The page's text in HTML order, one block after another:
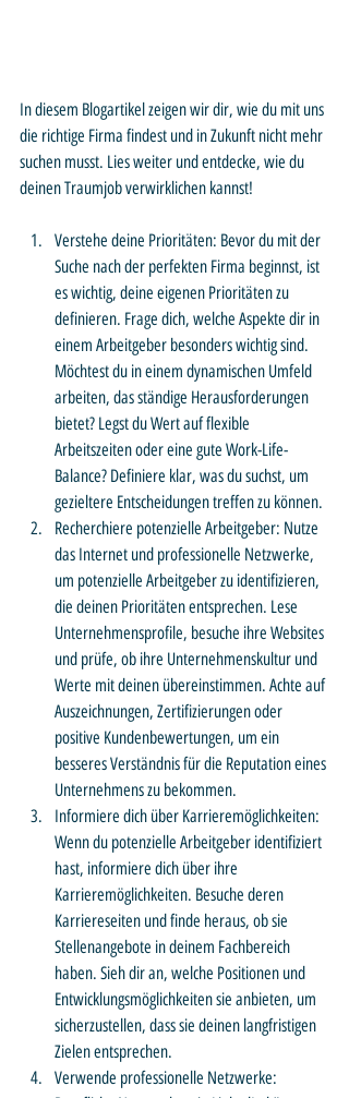
In diesem Blogartikel zeigen wir dir, wie du mit uns
die richtige Firma findest und in Zukunft nicht mehr
suchen musst. Lies weiter und entdecke, wie du
deinen Traumjob verwirklichen kannst!
Verstehe deine Prioritäten: Bevor du mit der
Suche nach der perfekten Firma beginnst, ist
es wichtig, deine eigenen Prioritäten zu
definieren. Frage dich, welche Aspekte dir in
einem Arbeitgeber besonders wichtig sind.
Möchtest du in einem dynamischen Umfeld
arbeiten, das ständige Herausforderungen
bietet? Legst du Wert auf flexible
Arbeitszeiten oder eine gute Work-Life-
Balance? Definiere klar, was du suchst, um
gezieltere Entscheidungen treffen zu können.
Recherchiere potenzielle Arbeitgeber: Nutze
das Internet und professionelle Netzwerke,
um potenzielle Arbeitgeber zu identifizieren,
die deinen Prioritäten entsprechen. Lese
Unternehmensprofile, besuche ihre Websites
und prüfe, ob ihre Unternehmenskultur und
Werte mit deinen übereinstimmen. Achte auf
Auszeichnungen, Zertifizierungen oder
positive Kundenbewertungen, um ein
besseres Verständnis für die Reputation eines
Unternehmens zu bekommen.
Informiere dich über Karrieremöglichkeiten:
Wenn du potenzielle Arbeitgeber identifiziert
hast, informiere dich über ihre
Karrieremöglichkeiten. Besuche deren
Karriereseiten und finde heraus, ob sie
Stellenangebote in deinem Fachbereich
haben. Sieh dir an, welche Positionen und
Entwicklungsmöglichkeiten sie anbieten, um
sicherzustellen, dass sie deinen langfristigen
Zielen entsprechen.
Verwende professionelle Netzwerke: